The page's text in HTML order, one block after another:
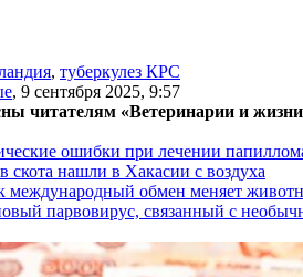
, туберкулез КРС
, 9 сентября 2025, 9:57
читателям «Ветеринарии и
ошибки при лечении
скота нашли в Хакасии с воздуха
международный обмен меняет
парвовирус, связанный с